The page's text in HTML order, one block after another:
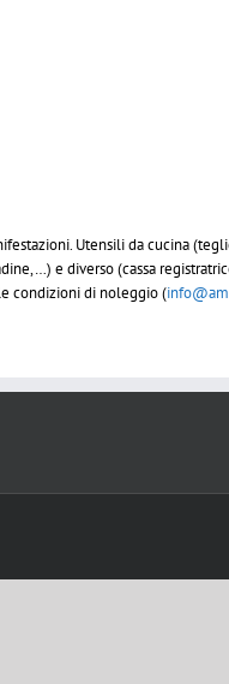
Utensili da cucina
e diverso (cassa
condizioni di noleggio (